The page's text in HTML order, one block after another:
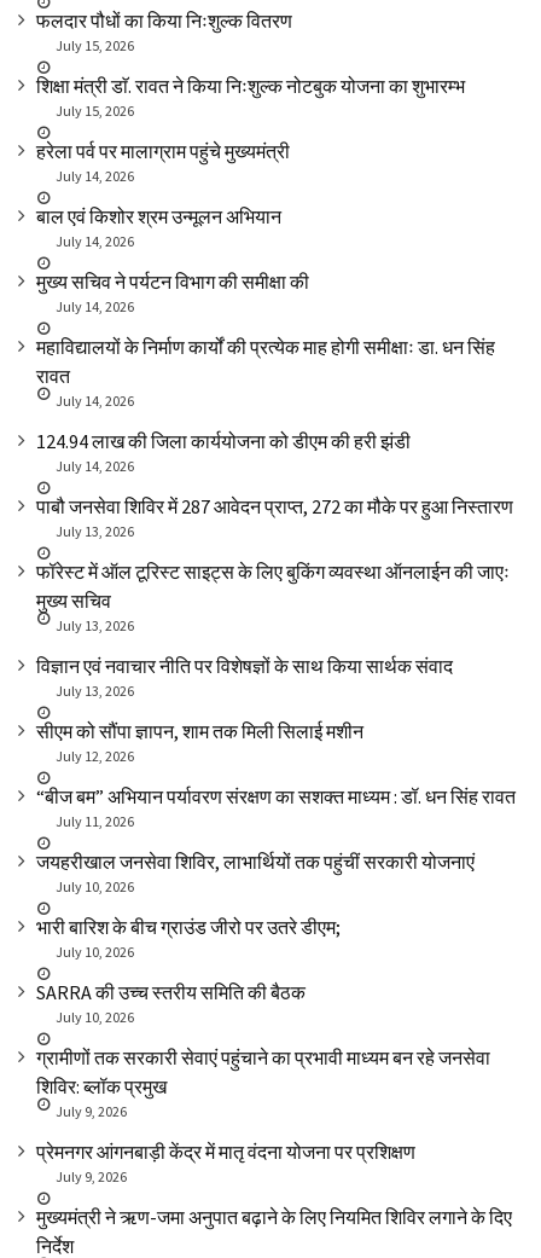
फलदार पौधों का किया निःशुल्क वितरण
July 15, 2026
शिक्षा मंत्री डाॅ. रावत ने किया निःशुल्क नोटबुक योजना का शुभारम्भ
July 15, 2026
हरेला पर्व पर मालाग्राम पहुंचे मुख्यमंत्री
July 14, 2026
बाल एवं किशोर श्रम उन्मूलन अभियान
July 14, 2026
मुख्य सचिव ने पर्यटन विभाग की समीक्षा की
July 14, 2026
महाविद्यालयों के निर्माण कार्यों की प्रत्येक माह होगी समीक्षाः डा. धन सिंह
रावत
July 14, 2026
₹124.94 लाख की जिला कार्ययोजना को डीएम की हरी झंडी
July 14, 2026
पाबौ जनसेवा शिविर में 287 आवेदन प्राप्त, 272 का मौके पर हुआ निस्तारण
July 13, 2026
फॉरेस्ट में ऑल टूरिस्ट साइट्स के लिए बुकिंग व्यवस्था ऑनलाईन की जाएः
मुख्य सचिव
July 13, 2026
विज्ञान एवं नवाचार नीति पर विशेषज्ञों के साथ किया सार्थक संवाद
July 13, 2026
सीएम को सौंपा ज्ञापन, शाम तक मिली सिलाई मशीन
July 12, 2026
“बीज बम” अभियान पर्यावरण संरक्षण का सशक्त माध्यम : डॉ. धन सिंह रावत
July 11, 2026
जयहरीखाल जनसेवा शिविर, लाभार्थियों तक पहुंचीं सरकारी योजनाएं
July 10, 2026
भारी बारिश के बीच ग्राउंड जीरो पर उतरे डीएम;
July 10, 2026
SARRA की उच्च स्तरीय समिति की बैठक
July 10, 2026
ग्रामीणों तक सरकारी सेवाएं पहुंचाने का प्रभावी माध्यम बन रहे जनसेवा
शिविर: ब्लॉक प्रमुख
July 9, 2026
प्रेमनगर आंगनबाड़ी केंद्र में मातृ वंदना योजना पर प्रशिक्षण
July 9, 2026
मुख्यमंत्री ने ऋण-जमा अनुपात बढ़ाने के लिए नियमित शिविर लगाने के दिए
निर्देश